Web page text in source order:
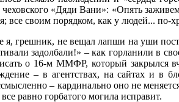
чеховского «Дяди Вани»: «Опять
все своим порядком, как у людей... по-
я, грешник, не вещал лапши на уши
задолбали!» – как горланили в
о 16-м ММФР, который закрылся
– в агентствах, на сайтах и в
– кардинально оно не
равно горбатого могила исправит.